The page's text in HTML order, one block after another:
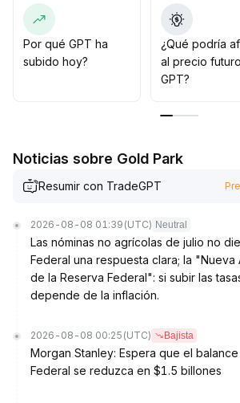
Si el precio supera con volumen el
se puede aumentar la posición para
rebote.
Si se pierde el soporte clave, salga
controle rigurosamente las pérdidas
Por qué GPT ha
subido hoy?
¿Qué podría
al precio
GPT?
Noticias sobre Gold Park
Resumir con TradeGPT
2026-08-08 01:39 (UTC) Neutral
Las nóminas no agrícolas de julio no
Federal una respuesta clara; la "Nueva
de la Reserva Federal": si subir las
depende de la inflación.
2026-08-08 00:25 (UTC) Bajista
Morgan Stanley: Espera que el
Federal se reduzca en $1.5 billones